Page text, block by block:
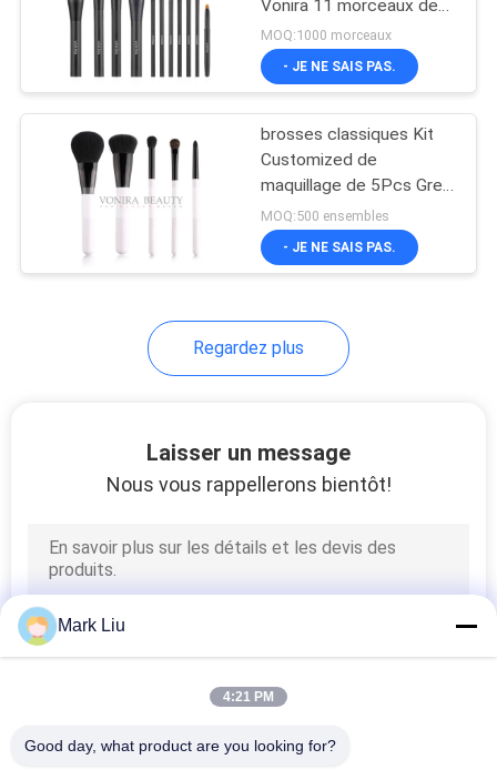
Collection de brosse
de maquillage
Différentes brosses
Brosses de peinture
de carrosserie
Vonira 11 morceaux de
maquillage de brosse de
lecture d'ODM d'OEM
cosmétique
MOQ:1000 morceaux
- JE NE SAIS PAS.
brosses classiques Kit
Customized de
maquillage de 5Pcs Grey
Squirrel Hair Natural Hair
MOQ:500 ensembles
- JE NE SAIS PAS.
Regardez plus
Laisser un message
Nous vous rappellerons bientôt!
Mark Liu
4:21 PM
Good day, what product are you looking for?